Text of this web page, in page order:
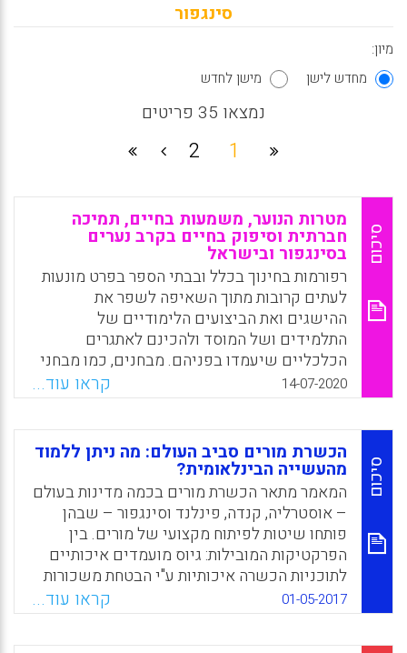
סינגפור
מיון:
מחדש לישן
מישן לחדש
נמצאו 35 פריטים
1
2
סיכום
מטרות הנוער, משמעות בחיים, תמיכה
חברתית וסיפוק בחיים בקרב נערים
בסינגפור ובישראל
רפורמות בחינוך בכלל ובבתי הספר בפרט מונעות
לעתים קרובות מתוך השאיפה לשפר את
ההישגים ואת הביצועים הלימודיים של
התלמידים ושל המוסד ולהכינם לאתגרים
הכלכליים שיעמדו בפניהם. מבחנים, כמו מבחני
פיז"א למשל, הם בעלי השפעה מכרעת על קובעי
המדיניות ובסופו של דבר גם על אופי הלימוד. אך
האם אין בכך כדי לצמצם את משמעות החינוך?
לא מעט חוקרים תוהים ולמעשה מערערים על
תפיסת החינוך הזו המוגבלת במידה רבה ליחסי
אמצעי-מטרה, וטוענים כי החינוך אמור להנחות את
הנוער לקבל החלטות משמעויות באשר לעתידו,
להדריך אותו כיצד להתקדם לעבר עתיד מצליח אך
לא פחות חשוב מכך, אל עבר עתיד מוסרי.
WhatsApp
Facebook
Email
X
14-07-2020 קראו עוד...
סיכום
הכשרת מורים סביב העולם: מה ניתן ללמוד
מהעשייה הבינלאומית?
המאמר מתאר הכשרת מורים בכמה מדינות בעולם
– אוסטרליה, קנדה, פינלנד וסינגפור – שבהן
פותחו שיטות לפיתוח מקצועי של מורים. בין
הפרקטיקות המובילות: גיוס מועמדים איכותיים
לתוכניות הכשרה איכותיות ע"י הבטחת משכורות
בנות-תחרות, סבסוד כספי למתכשרים ויתר
אחידות או דמיון בעיצוב ובאיכות תוכניות
ההכשרה.
01-05-2017 קראו עוד...